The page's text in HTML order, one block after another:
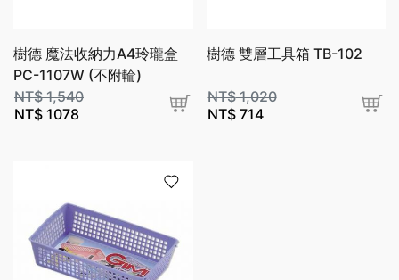
樹德 魔法收納力A4玲瓏盒
PC-1107W (不附輪)
NT$1,540
NT$ 1078
樹德 雙層工具箱 TB-102
NT$1,020
NT$714